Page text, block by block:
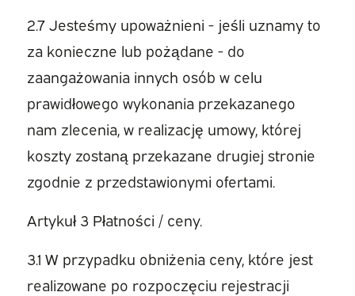
2.7 Jesteśmy upoważnieni - jeśli uznamy to
za konieczne lub pożądane - do
zaangażowania innych osób w celu
prawidłowego wykonania przekazanego
nam zlecenia, w realizację umowy, której
koszty zostaną przekazane drugiej stronie
zgodnie z przedstawionymi ofertami.
Artykuł 3 Płatności / ceny.
3.1 W przypadku obniżenia ceny, które jest
realizowane po rozpoczęciu rejestracji